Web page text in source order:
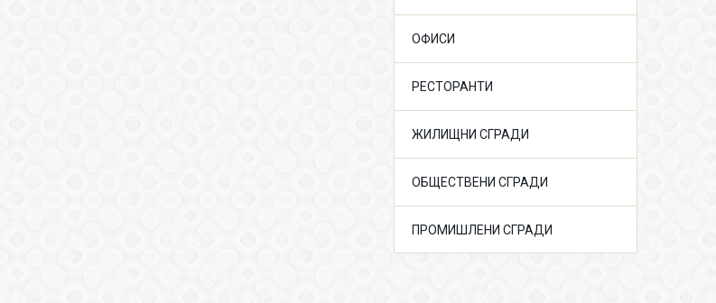
ОФИСИ
РЕСТОРАНТИ
ЖИЛИЩНИ СГРАДИ
ОБЩЕСТВЕНИ СГРАДИ
ПРОМИШЛЕНИ СГРАДИ